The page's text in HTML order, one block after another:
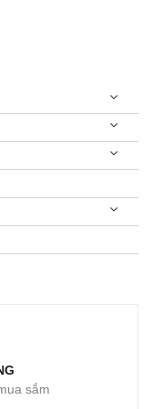
sắm